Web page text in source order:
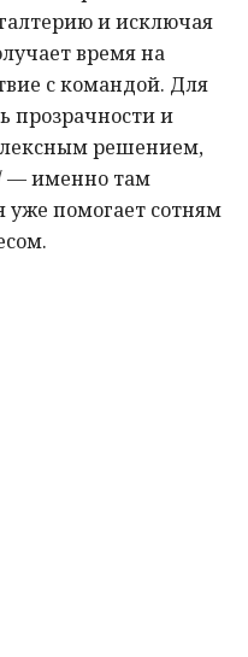
и исключая
время на
с командой. Для
прозрачности и
решением,
— именно там
уже помогает сотням